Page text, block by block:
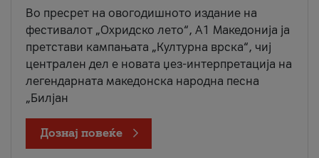
Во пресрет на овогодишното издание на
фестивалот „Охридско лето“, А1 Македонија ја
претстави кампањата „Културна врска“, чиј
централен дел е новата џез-интерпретација на
легендарната македонска народна песна
„Билјан
Дознај повеќе